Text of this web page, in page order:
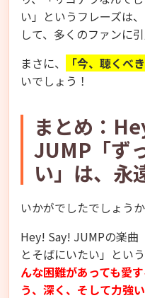
い」というフレーズは
して、多くのファンに
まさに、
「今、聴くべ
いでしょう！
まとめ：
JUMP「ず
い」は、永
いかがでしたでしょう
Hey! Say! JUMPの楽曲
とそばにいたい」とい
んな困難があっても愛
う、深く、そして力強